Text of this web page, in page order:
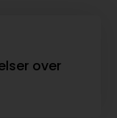
over